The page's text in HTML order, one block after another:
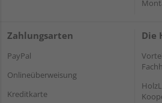
Zahlungsarten
PayPal
Onlineüberweisung
Kreditkarte
Die